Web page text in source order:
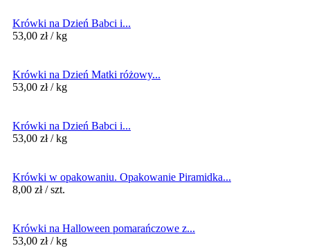
Krówki na Dzień Babci i...
53,00 zł / kg
Krówki na Dzień Matki różowy...
53,00 zł / kg
Krówki na Dzień Babci i...
53,00 zł / kg
Krówki w opakowaniu. Opakowanie Piramidka...
8,00 zł / szt.
Krówki na Halloween pomarańczowe z...
53,00 zł / kg